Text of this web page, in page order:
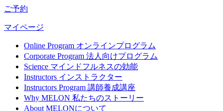
ご予約
マイページ
Online Program オンラインプログラム
Corporate Program 法人向けプログラム
Science マインドフルネスの効能
Instructors インストラクター
Instructors Program 講師養成講座
Why MELON 私たちのストーリー
About MELONについて